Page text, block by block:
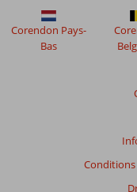
Corendon Pays-
Bas